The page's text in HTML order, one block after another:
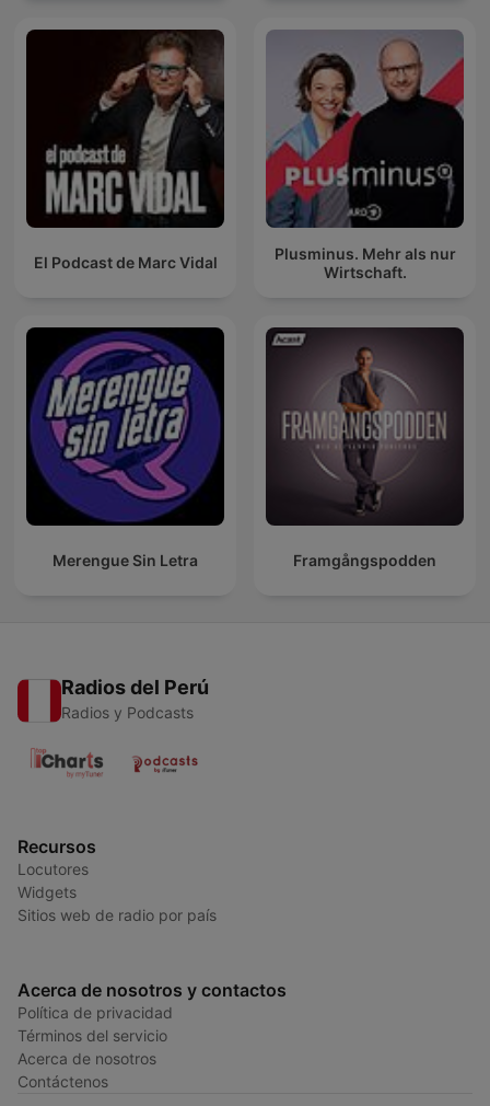
El Podcast de Marc Vidal
Plusminus. Mehr als nur
Wirtschaft.
Merengue Sin Letra Framgångspodden
Radios del Perú
Radios y Podcasts
Recursos
Locutores
Widgets
Sitios web de radio por país
Acerca de nosotros y contactos
Política de privacidad
Términos del servicio
Acerca de nosotros
Contáctenos